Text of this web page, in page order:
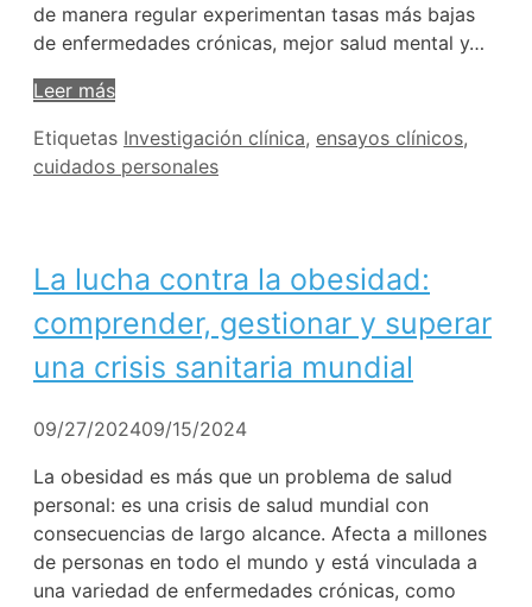
de manera regular experimentan tasas más bajas
de enfermedades crónicas, mejor salud mental y…
Leer más
Etiquetas Investigación clínica, ensayos clínicos,
cuidados personales
La lucha contra la obesidad:
comprender, gestionar y superar
una crisis sanitaria mundial
09/27/202409/15/2024
La obesidad es más que un problema de salud
personal: es una crisis de salud mundial con
consecuencias de largo alcance. Afecta a millones
de personas en todo el mundo y está vinculada a
una variedad de enfermedades crónicas, como